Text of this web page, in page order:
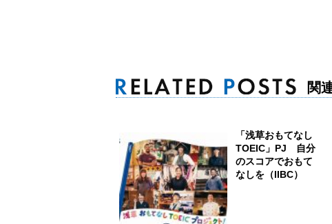
関
「浅草おもてなし
TOEIC」PJ 自分
のスコアでおもて
なしを（IIBC）